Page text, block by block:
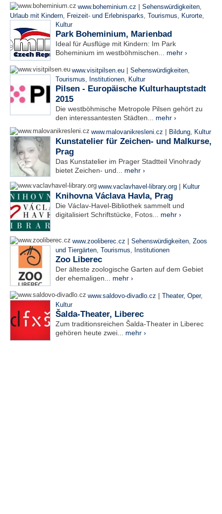
www.boheminium.cz | Sehenswürdigkeiten,
Urlaub mit Kindern, Freizeit- und Erlebnisparks, Tourismus, Kurorte,
Kultur
Park Boheminium, Marienbad
Ideal für Ausflüge mit Kindern: Im Park
Boheminium im westböhmischen... mehr ›
www.visitpilsen.eu | Sehenswürdigkeiten,
Tourismus, Institutionen, Kultur
Pilsen - Europäische Kulturhauptstadt
2015
Die westböhmische Metropole Pilsen gehört zu
den interessantesten Städten... mehr ›
www.malovanikresleni.cz | Bildung, Kultur
Kunstatelier für Zeichen- und Malkurse,
Prag
Das Kunstatelier im Prager Stadtteil Vinohrady
bietet Zeichen- und... mehr ›
www.vaclavhavel-library.org | Kultur
Knihovna Václava Havla, Prag
Die Václav-Havel-Bibliothek sammelt und
digitalisiert Schriftstücke, Fotos... mehr ›
www.zooliberec.cz | Sehenswürdigkeiten, Zoos
und Tiergärten, Tourismus, Institutionen
Zoo Liberec
Der älteste zoologische Garten auf dem Gebiet
der ehemaligen... mehr ›
www.saldovo-divadlo.cz | Theater, Oper,
Kultur
Šalda-Theater, Liberec
Zum traditionsreichen Šalda-Theater in Liberec
gehören heute zwei... mehr ›